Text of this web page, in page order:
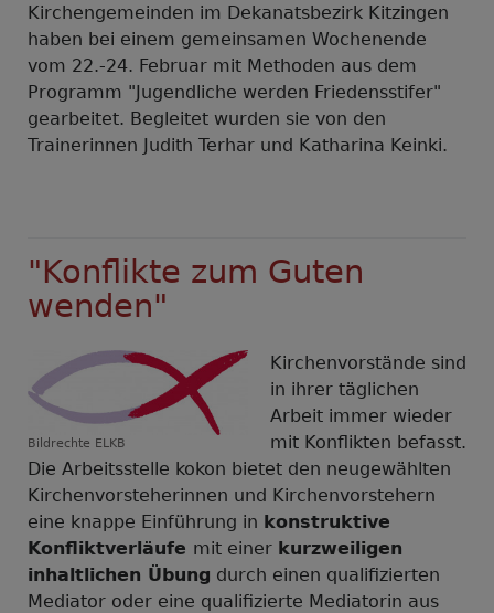
Kirchengemeinden im Dekanatsbezirk Kitzingen
haben bei einem gemeinsamen Wochenende
vom 22.-24. Februar mit Methoden aus dem
Programm "Jugendliche werden Friedensstifer"
gearbeitet. Begleitet wurden sie von den
Trainerinnen Judith Terhar und Katharina Keinki.
"Konflikte zum Guten
wenden"
Bildrechte ELKB
Kirchenvorstände sind
in ihrer täglichen
Arbeit immer wieder
mit Konflikten befasst.
Die Arbeitsstelle kokon bietet den neugewählten
Kirchenvorsteherinnen und Kirchenvorstehern
eine knappe Einführung in konstruktive
Konfliktverläufe mit einer kurzweiligen
inhaltlichen Übung durch einen qualifizierten
Mediator oder eine qualifizierte Mediatorin aus